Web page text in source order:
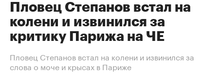
Пловец Степанов встал на
колени и извинился за
критику Парижа на ЧЕ
Пловец Степанов встал на колени и извинился за
слова о моче и крысах в Париже